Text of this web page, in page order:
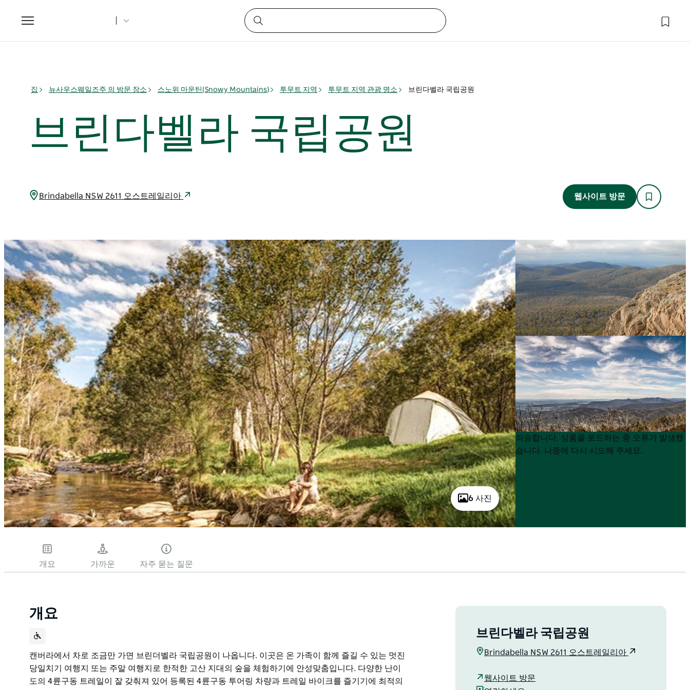
Toggle
navigation
집 뉴사우스웨일즈주 의 방문 장소 스노위 마운틴(Snowy Mountains) 투무트 지역 투무트 지역 관광 명소 브린다벨라 국립공원
브린다벨라 국립공원
Brindabella NSW 2611 오스트레일리아 웹사이트 방문
6 사진
Product
List
Product
List
죄송합니다. 상품을 로드하는 중 오류가 발생했
습니다. 나중에 다시 시도해 주세요.
개요 가까운 자주 묻는 질문
개요
캔버라에서 차로 조금만 가면 브린더벨라 국립공원이 나옵니다. 이곳은 온 가족이 함께 즐길 수 있는 멋진
당일치기 여행지 또는 주말 여행지로 한적한 고산 지대의 숲을 체험하기에 안성맞춤입니다. 다양한 난이
도의 4륜구동 트레일이 잘 갖춰져 있어 등록된 4륜구동 투어링 차량과 트레일 바이크를 즐기기에 최적의
브린다벨라 국립공원
Brindabella NSW 2611 오스트레일리아
웹사이트 방문